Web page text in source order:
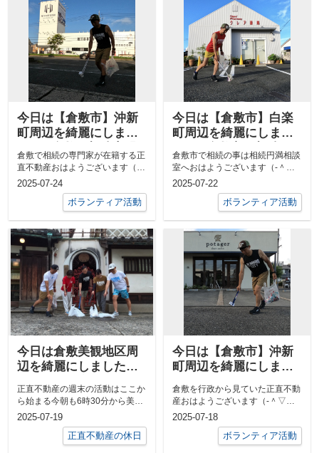
今日は【倉敷市】沖新
町周辺を綺麗にしまし
た✨ー倉敷で相続専門
行政書士が在籍する正
直不動産ー
倉敷で相続の専門家が在籍する正
直不動産おはようございます（‐
＾▽＾‐）今日は中古戸建の売買
の決済の前...
2025-07-24
ボランティア活動
今日は【倉敷市】白楽
町周辺を綺麗にしまし
た✨ー倉敷市で相続の
ことは相続円満相談室
へー
倉敷市で相続の事は相続円満相談
室へおはようございます（‐＾▽
＾‐）今日は笑顔相続道の勉強会
の前に倉敷...
2025-07-22
ボランティア活動
今日は倉敷美観地区周
辺を綺麗にしました✨
活動ー
正直不動産の週末の活動はここか
ら始まる今朝も6時30分から美観
地区プロギングをやっちゃりまし
2025-07-19
正直不動産の休日
今日は【倉敷市】沖新
町周辺を綺麗にしまし
側を知る正直不動産ー
倉敷を行政から見ていた正直不動
産おはようございます（‐＾▽
＾‐）今日は水島信用金庫様との
打ち合わせの...
2025-07-18
ボランティア活動